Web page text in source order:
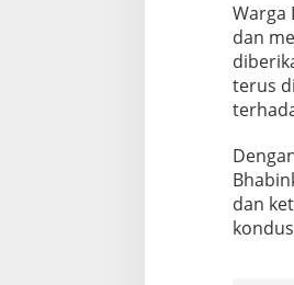
Warga
dan
terus
dan